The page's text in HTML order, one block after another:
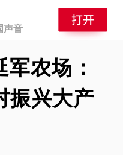
声音
农场：
振兴大产